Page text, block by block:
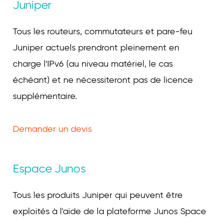
Juniper
Tous les routeurs, commutateurs et pare-feu
Juniper actuels prendront pleinement en
charge l'IPv6 (au niveau matériel, le cas
échéant) et ne nécessiteront pas de licence
supplémentaire.
Demander un devis
Espace Junos
Tous les produits Juniper qui peuvent être
exploités à l'aide de la plateforme Junos Space